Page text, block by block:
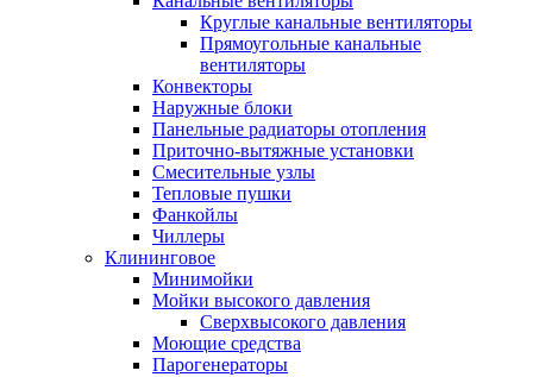
Круглые канальные вентиляторы
Прямоугольные канальные
вентиляторы
Конвекторы
Наружные блоки
Панельные радиаторы отопления
Приточно-вытяжные установки
Смесительные узлы
Тепловые пушки
Фанкойлы
Чиллеры
Клининговое
Минимойки
Мойки высокого давления
Сверхвысокого давления
Моющие средства
Парогенераторы